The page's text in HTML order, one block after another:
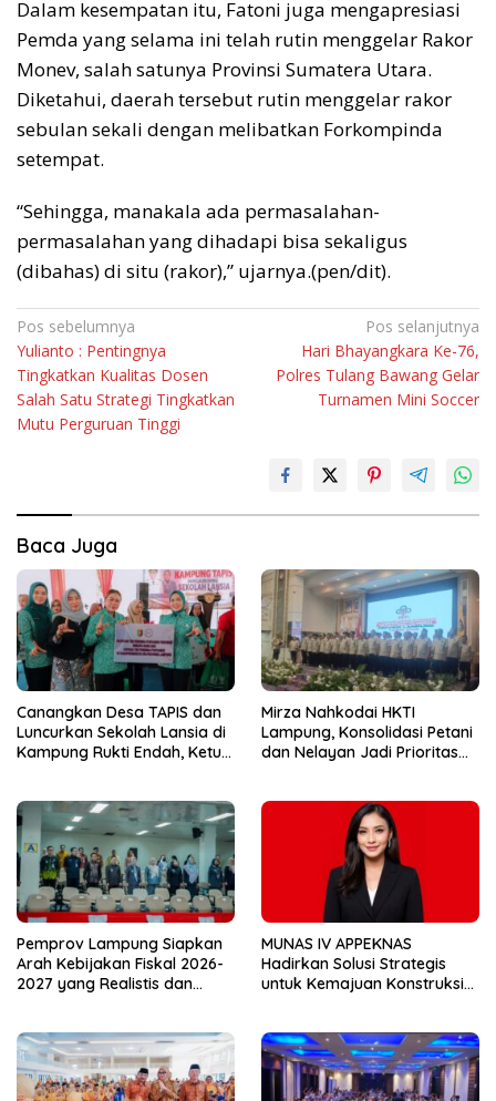
Dalam kesempatan itu, Fatoni juga mengapresiasi
Pemda yang selama ini telah rutin menggelar Rakor
Monev, salah satunya Provinsi Sumatera Utara.
Diketahui, daerah tersebut rutin menggelar rakor
sebulan sekali dengan melibatkan Forkompinda
setempat.
“Sehingga, manakala ada permasalahan-
permasalahan yang dihadapi bisa sekaligus
(dibahas) di situ (rakor),” ujarnya.(pen/dit).
Navigasi
pos
Pos sebelumnya
Yulianto : Pentingnya
Tingkatkan Kualitas Dosen
Salah Satu Strategi Tingkatkan
Mutu Perguruan Tinggi
Pos selanjutnya
Hari Bhayangkara Ke-76,
Polres Tulang Bawang Gelar
Turnamen Mini Soccer
Baca Juga
Canangkan Desa TAPIS dan
Luncurkan Sekolah Lansia di
Kampung Rukti Endah, Ketua
dari Desa
Mirza Nahkodai HKTI
Lampung, Konsolidasi Petani
dan Nelayan Jadi Prioritas
Pemprov Lampung Siapkan
Arah Kebijakan Fiskal 2026-
2027 yang Realistis dan
MUNAS IV APPEKNAS
Hadirkan Solusi Strategis
untuk Kemajuan Konstruksi